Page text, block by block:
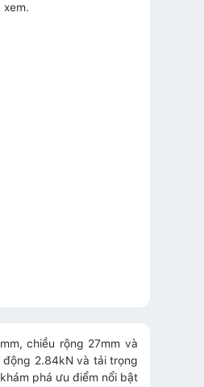
xem.
chiều rộng 27mm và
2.84kN và tải trọng
phá ưu điểm nổi bật